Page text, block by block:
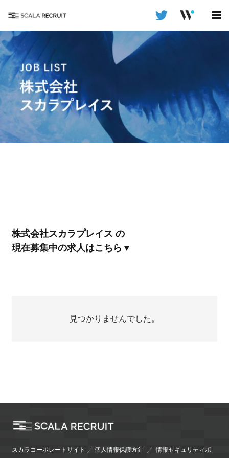
株式会社スカラプレイス の
現在募集中の求人はこちら▼
見つかりませんでした。
スカラコーポレートサイト ／個人情報保護方針 ／情報セキュリティポ